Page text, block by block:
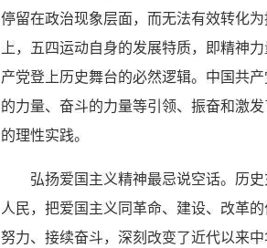
停留在政治现象层面，而无法有效转化
上，五四运动自身的发展特质，即精神
产党登上历史舞台的必然逻辑。中国共
的力量、奋斗的力量等引领、振奋和激
的理性实践。
弘扬爱国主义精神最忌说空话。历
人民，把爱国主义同革命、建设、改革
努力、接续奋斗，深刻改变了近代以来